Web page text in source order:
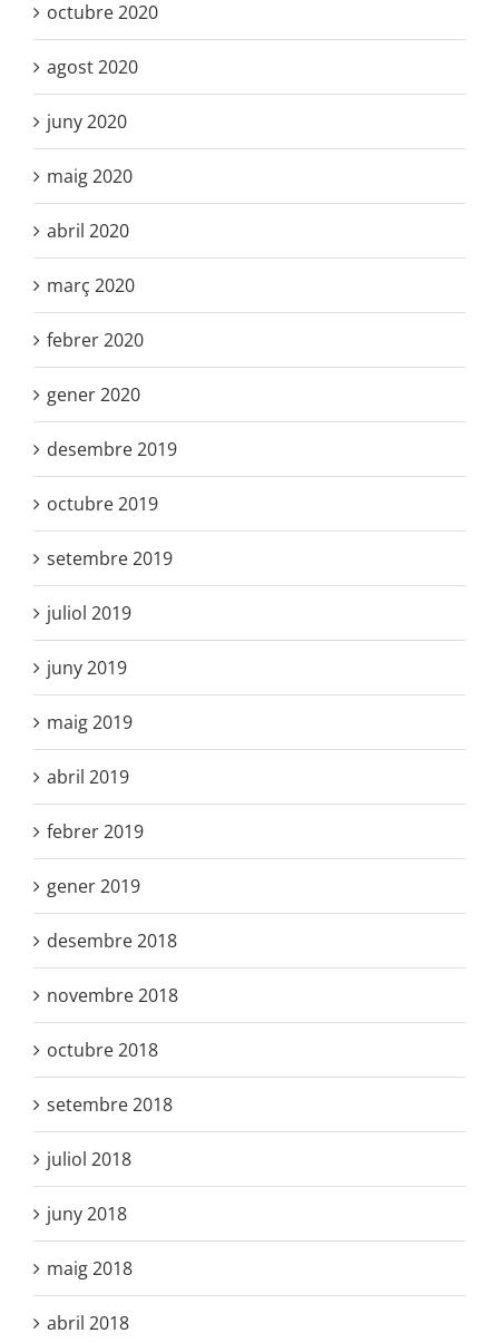
octubre 2020
agost 2020
juny 2020
maig 2020
abril 2020
març 2020
febrer 2020
gener 2020
desembre 2019
octubre 2019
setembre 2019
juliol 2019
juny 2019
maig 2019
abril 2019
febrer 2019
gener 2019
desembre 2018
novembre 2018
octubre 2018
setembre 2018
juliol 2018
juny 2018
maig 2018
abril 2018